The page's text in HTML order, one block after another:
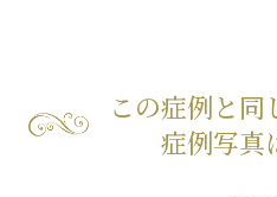
この症例と同
症例写真